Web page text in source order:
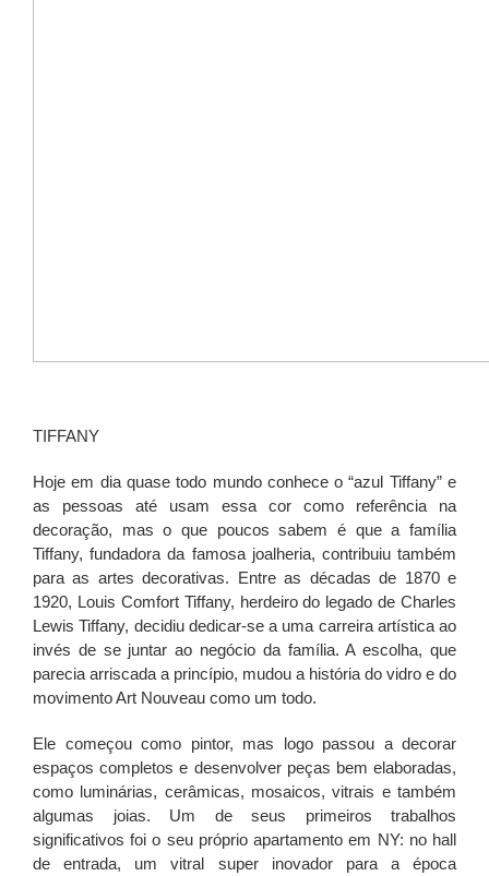
TIFFANY
Hoje em dia quase todo mundo conhece o “azul Tiffany” e
as pessoas até usam essa cor como referência na
decoração, mas o que poucos sabem é que a família
Tiffany, fundadora da famosa joalheria, contribuiu também
para as artes decorativas. Entre as décadas de 1870 e
1920, Louis Comfort Tiffany, herdeiro do legado de Charles
Lewis Tiffany, decidiu dedicar-se a uma carreira artística ao
invés de se juntar ao negócio da família. A escolha, que
parecia arriscada a princípio, mudou a história do vidro e do
movimento Art Nouveau como um todo.
Ele começou como pintor, mas logo passou a decorar
espaços completos e desenvolver peças bem elaboradas,
como luminárias, cerâmicas, mosaicos, vitrais e também
algumas joias. Um de seus primeiros trabalhos
significativos foi o seu próprio apartamento em NY: no hall
de entrada, um vitral super inovador para a época